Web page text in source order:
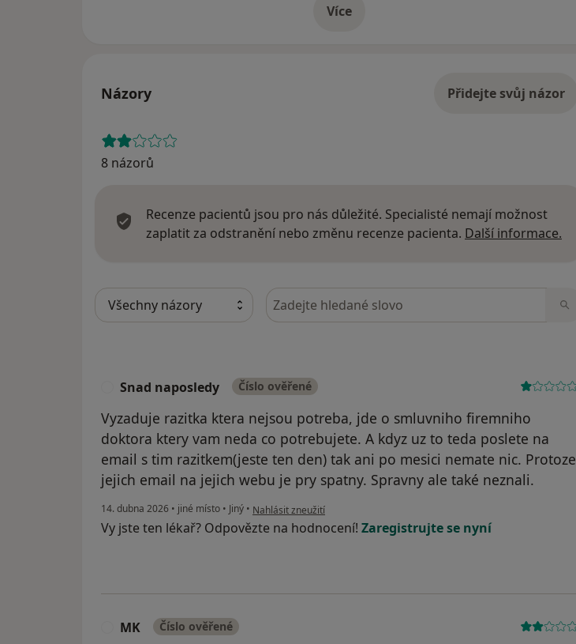
Víceo adrese
Názory Přidejte svůj názor
8 názorů
Recenze pacientů jsou pro nás důležité. Specialisté nemají možnost
zaplatit za odstranění nebo změnu recenze pacienta. Další informace.
Hledejte v názorech
Snad naposledy Číslo ověřené
Vyzaduje razitka ktera nejsou potreba, jde o smluvniho firemniho
doktora ktery vam neda co potrebujete. A kdyz uz to teda poslete na
email s tim razitkem(jeste ten den) tak ani po mesici nemate nic. Protoze
jejich email na jejich webu je pry spatny. Spravny ale také neznali.
14. dubna 2026 • jiné místo • Jiný • podle názoru uživatele Snad naposledy
Nahlásit zneužití
Vy jste ten lékař? Odpovězte na hodnocení! Zaregistrujte se nyní
MK Číslo ověřené